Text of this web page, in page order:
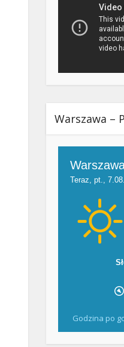
Warszawa –
Godzina po